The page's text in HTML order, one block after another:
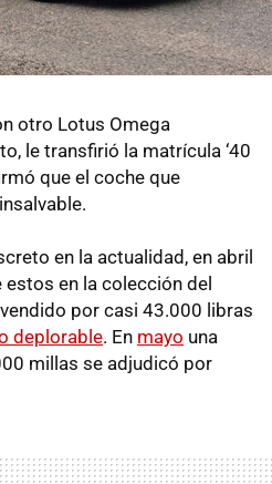
otro Lotus Omega
le transfirió la matrícula ‘40
que el coche que
en la actualidad, en abril
en la colección del
por casi 43.000 libras
deplorable. En mayo una
millas se adjudicó por